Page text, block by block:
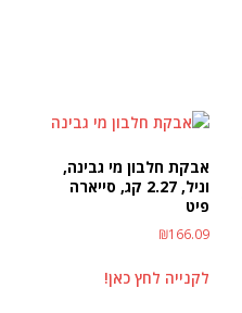
אבקת חלבון מי גבינה,
וניל, 2.27 קג, סייארה
פיט
₪166.09
לקנייה לחץ כאן!